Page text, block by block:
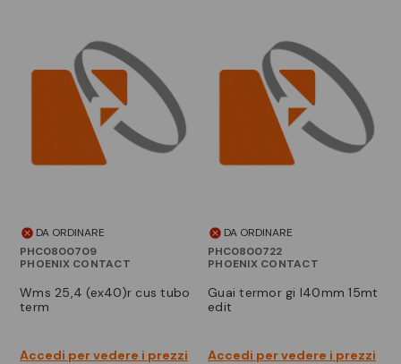
DA ORDINARE
PHC0800709
PHOENIX CONTACT
wms 25,4 (ex40)r cus tubo
term
Accedi per vedere i prezzi
DA ORDINARE
PHC0800722
PHOENIX CONTACT
guai termor gi l40mm 15mt
edit
Accedi per vedere i prezzi